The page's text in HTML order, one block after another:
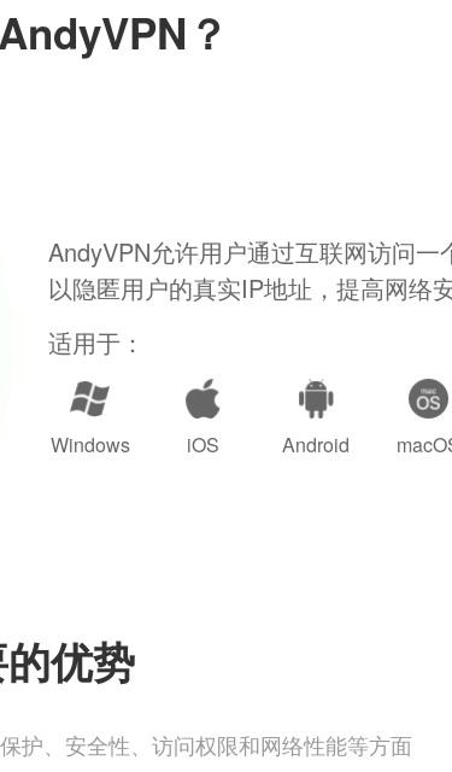
？
AndyVPN允许用户通过互联网访问
以隐匿用户的真实IP地址，提高网络
适用于：
Windows iOS Android
优势
护、安全性、访问权限和网络性能等方面